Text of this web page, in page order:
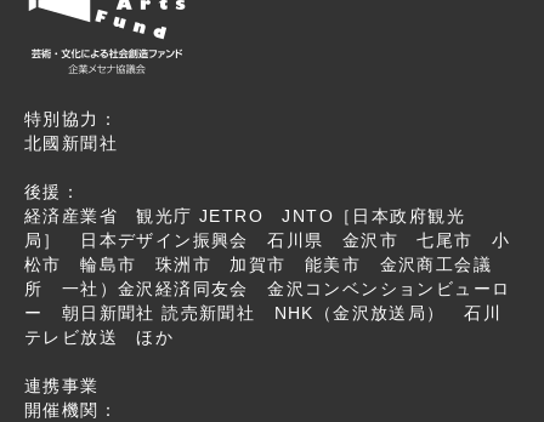
特別協力：
北國新聞社
後援：
経済産業省 観光庁 JETRO JNTO［日本政府観光
局］ 日本デザイン振興会 石川県 金沢市 七尾市 小
松市 輪島市 珠洲市 加賀市 能美市 金沢商工会議
所 一社）金沢経済同友会 金沢コンベンションビューロ
ー 朝日新聞社 読売新聞社 NHK（金沢放送局） 石川
テレビ放送 ほか
連携事業
開催機関：